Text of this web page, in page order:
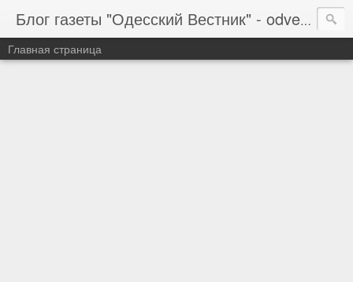
Блог газеты "Одесский Вестник" - odvestnik.com.ua, odvestnik.com
Главная страница